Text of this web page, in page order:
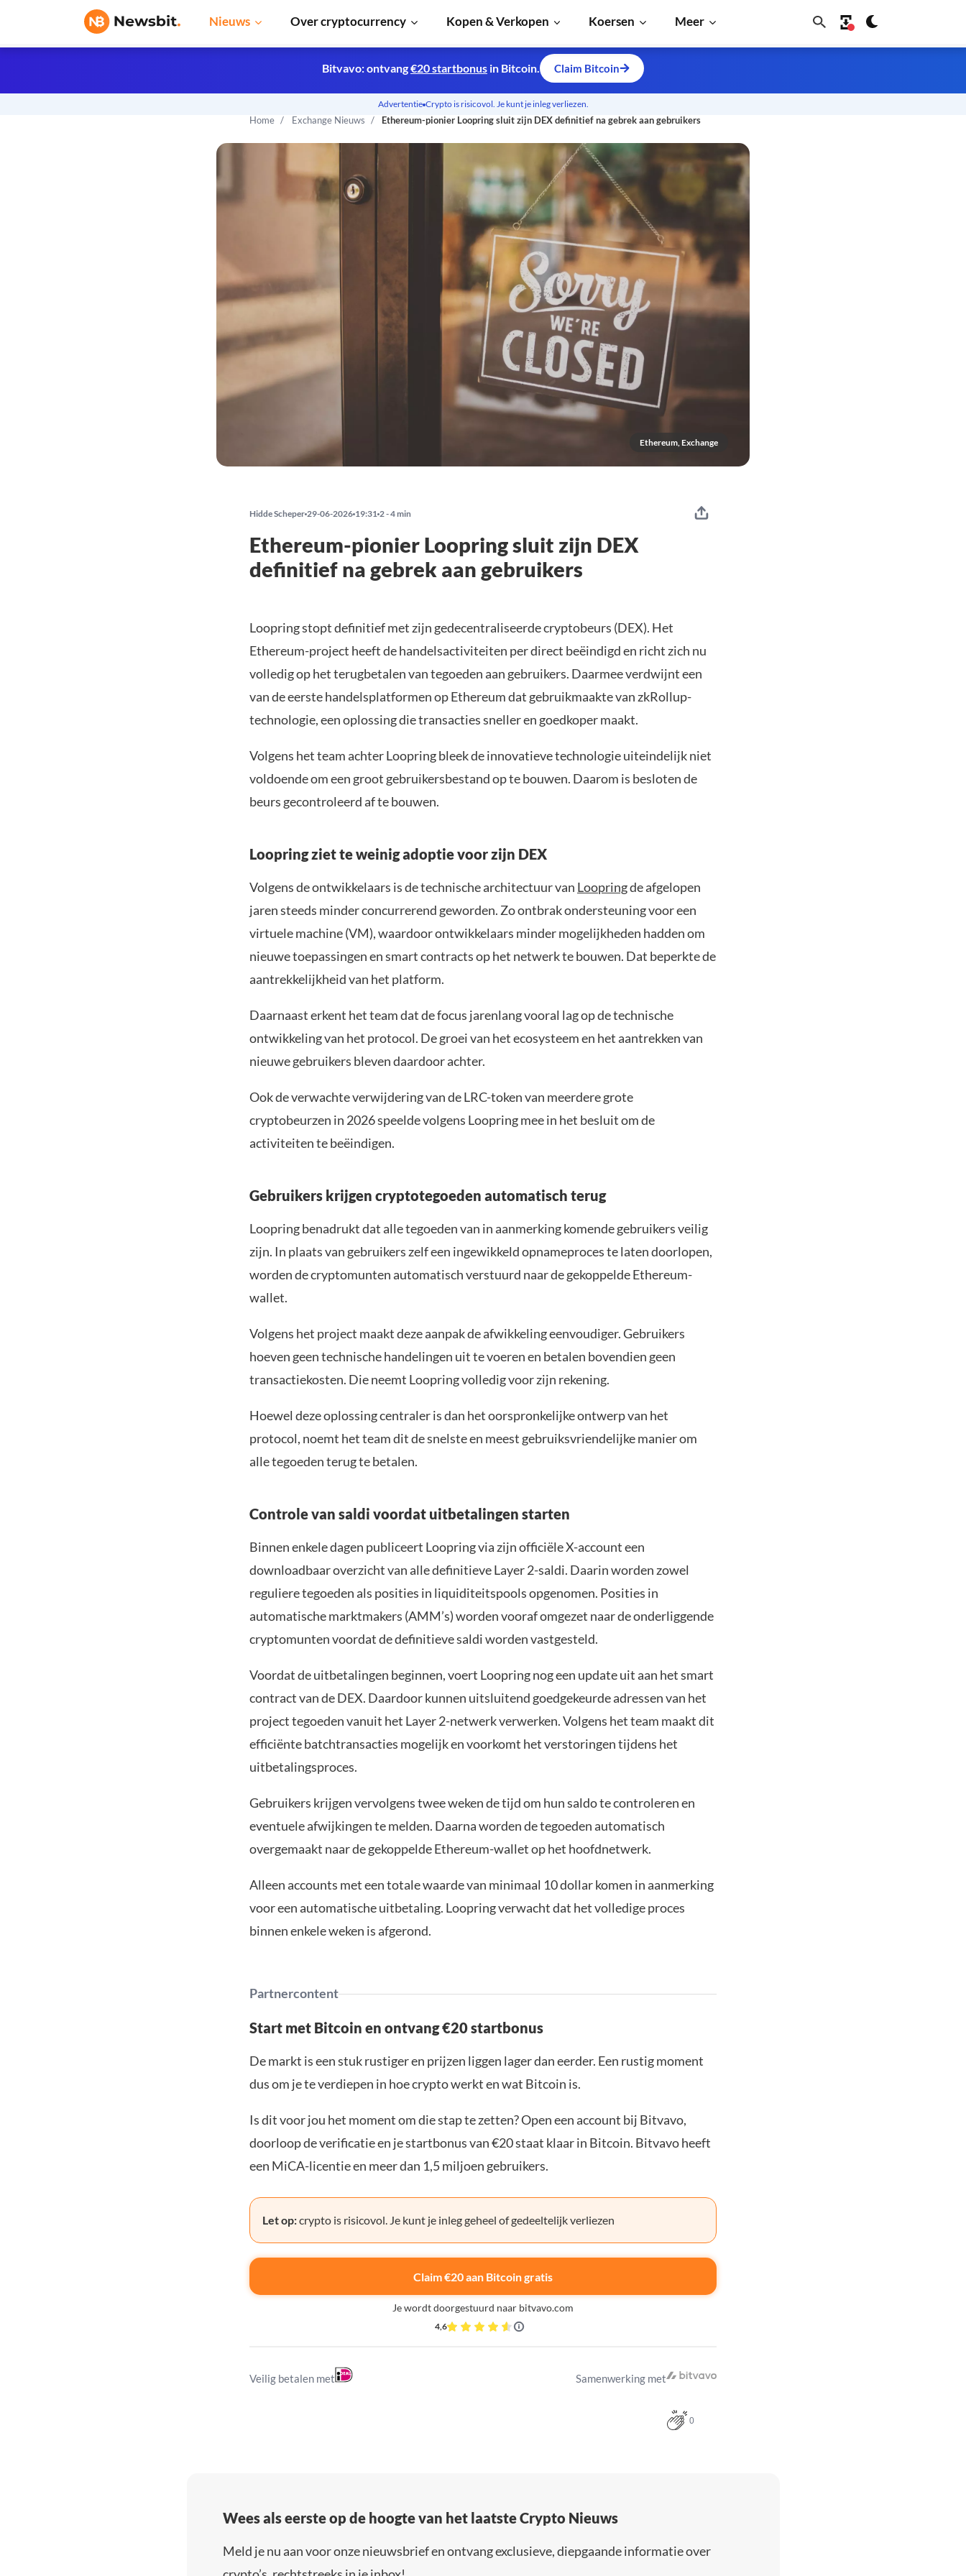
Nieuws Over cryptocurrency Kopen & Verkopen Koersen Meer
Home Exchange Nieuws Ethereum-pionier Loopring sluit zijn DEX definitief na gebrek aan gebruikers
Ethereum, Exchange
Bitvavo: ontvang€20 startbonus in Bitcoin. Claim Bitcoin
Advertentie Crypto is risicovol. Je kunt je inleg verliezen.
Hidde Scheper 29-06-2026 19:31 2 - 4 min
Ethereum-pionier Loopring sluit zijn DEX
definitief na gebrek aan gebruikers
Loopring stopt definitief met zijn gedecentraliseerde cryptobeurs (DEX). Het
Ethereum-project heeft de handelsactiviteiten per direct beëindigd en richt zich nu
volledig op het terugbetalen van tegoeden aan gebruikers. Daarmee verdwijnt een
van de eerste handelsplatformen op Ethereum dat gebruikmaakte van zkRollup-
technologie, een oplossing die transacties sneller en goedkoper maakt.
Volgens het team achter Loopring bleek de innovatieve technologie uiteindelijk niet
voldoende om een groot gebruikersbestand op te bouwen. Daarom is besloten de
beurs gecontroleerd af te bouwen.
Loopring ziet te weinig adoptie voor zijn DEX
Volgens de ontwikkelaars is de technische architectuur van Loopringde afgelopen
jaren steeds minder concurrerend geworden. Zo ontbrak ondersteuning voor een
virtuele machine (VM), waardoor ontwikkelaars minder mogelijkheden hadden om
nieuwe toepassingen en smart contracts op het netwerk te bouwen. Dat beperkte de
aantrekkelijkheid van het platform.
Daarnaast erkent het team dat de focus jarenlang vooral lag op de technische
ontwikkeling van het protocol. De groei van het ecosysteem en het aantrekken van
nieuwe gebruikers bleven daardoor achter.
Ook de verwachte verwijdering van de LRC-token van meerdere grote
cryptobeurzen in 2026 speelde volgens Loopring mee in het besluit om de
activiteiten te beëindigen.
Gebruikers krijgen cryptotegoeden automatisch terug
Loopring benadrukt dat alle tegoeden van in aanmerking komende gebruikers veilig
zijn. In plaats van gebruikers zelf een ingewikkeld opnameproces te laten doorlopen,
worden de cryptomunten automatisch verstuurd naar de gekoppelde Ethereum-
wallet.
Volgens het project maakt deze aanpak de afwikkeling eenvoudiger. Gebruikers
hoeven geen technische handelingen uit te voeren en betalen bovendien geen
transactiekosten. Die neemt Loopring volledig voor zijn rekening.
Hoewel deze oplossing centraler is dan het oorspronkelijke ontwerp van het
protocol, noemt het team dit de snelste en meest gebruiksvriendelijke manier om
alle tegoeden terug te betalen.
Controle van saldi voordat uitbetalingen starten
Binnen enkele dagen publiceert Loopring via zijn officiële X-account een
downloadbaar overzicht van alle definitieve Layer 2-saldi. Daarin worden zowel
reguliere tegoeden als posities in liquiditeitspools opgenomen. Posities in
automatische marktmakers (AMM’s) worden vooraf omgezet naar de onderliggende
cryptomunten voordat de definitieve saldi worden vastgesteld.
Voordat de uitbetalingen beginnen, voert Loopring nog een update uit aan het smart
contract van de DEX. Daardoor kunnen uitsluitend goedgekeurde adressen van het
project tegoeden vanuit het Layer 2-netwerk verwerken. Volgens het team maakt dit
efficiënte batchtransacties mogelijk en voorkomt het verstoringen tijdens het
uitbetalingsproces.
Gebruikers krijgen vervolgens twee weken de tijd om hun saldo te controleren en
eventuele afwijkingen te melden. Daarna worden de tegoeden automatisch
overgemaakt naar de gekoppelde Ethereum-wallet op het hoofdnetwerk.
Alleen accounts met een totale waarde van minimaal 10 dollar komen in aanmerking
voor een automatische uitbetaling. Loopring verwacht dat het volledige proces
binnen enkele weken is afgerond.
Partnercontent
Start met Bitcoin en ontvang €20 startbonus
De markt is een stuk rustiger en prijzen liggen lager dan eerder. Een rustig moment
dus om je te verdiepen in hoe crypto werkt en wat Bitcoin is.
Is dit voor jou het moment om die stap te zetten? Open een account bij Bitvavo,
doorloop de verificatie en je startbonus van €20 staat klaar in Bitcoin. Bitvavo heeft
een MiCA-licentie en meer dan 1,5 miljoen gebruikers.
Let op:crypto is risicovol. Je kunt je inleg geheel of gedeeltelijk verliezen
Claim €20 aan Bitcoin gratis
Je wordt doorgestuurd naar bitvavo.com
4,6
Veilig betalen met Samenwerking met
0
Wees als eerste op de hoogte van het laatste Crypto Nieuws
Meld je nu aan voor onze nieuwsbrief en ontvang exclusieve, diepgaande informatie over